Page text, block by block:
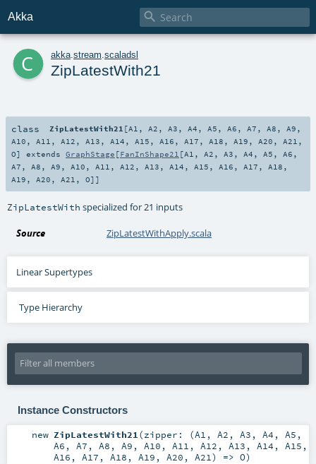
Akka 
c akka stream scaladsl
ZipLatestWith21
class ZipLatestWith21 [A1 , A2 , A3 , A4 , A5 , A6 , A7 , A8 , A9 ,
A10 , A11 , A12 , A13 , A14 , A15 , A16 , A17 , A18 , A19 , A20 , A21 ,
O] extends GraphStage [FanInShape21 [A1 , A2 , A3 , A4 , A5 , A6 ,
A7 , A8 , A9 , A10 , A11 , A12 , A13 , A14 , A15 , A16 , A17 , A18 ,
A19 , A20 , A21 , O]]
ZipLatestWith specialized for 21 inputs
Source ZipLatestWithApply.scala
Linear Supertypes
Type Hierarchy
Instance Constructors
new ZipLatestWith21(zipper: (A1 , A2 , A3 , A4 , A5 ,
A6 , A7 , A8 , A9 , A10 , A11 , A12 , A13 , A14 , A15 ,
A16 , A17 , A18 , A19 , A20 , A21) => O)